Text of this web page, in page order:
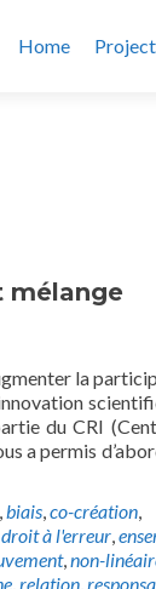
Home
mélange
la
du CRI
a permis
,biais,co-création,
droit à l'erreur,
,non-
,relation,